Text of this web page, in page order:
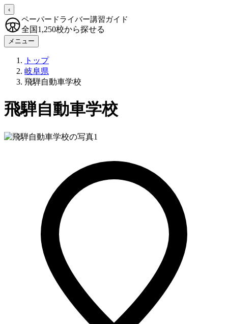
‹
ペーパードライバー講習ガイド
全国1,250校から探せる
メニュー
トップ
岐阜県
飛騨自動車学校
飛騨自動車学校